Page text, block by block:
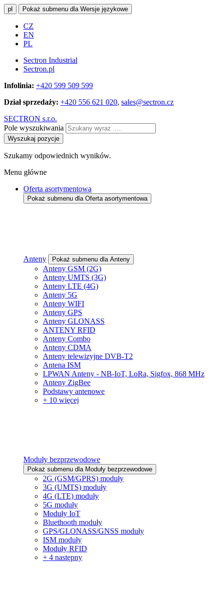
pl Pokaż submenu dla Wersje językowe
CZ
EN
PL
Sectron Industrial
Sectron.pl
Infolinia: +420 599 509 599
Dział sprzedaży: +420 556 621 020, sales@sectron.cz
SECTRON s.r.o.
Pole wyszukiwania
Wyszukaj pozycje
Szukamy odpowiednich wyników.
Menu główne
Oferta asortymentowa
Pokaż submenu dla Oferta asortymentowa
Anteny Pokaż submenu dla Anteny
Anteny GSM (2G)
Anteny UMTS (3G)
Anteny LTE (4G)
Anteny 5G
Anteny WIFI
Anteny GPS
Anteny GLONASS
ANTENY RFID
Anteny Combo
Anteny CDMA
Anteny telewizyjne DVB-T2
Antena ISM
LPWAN Anteny - NB-IoT, LoRa, Sigfox, 868 MHz
Anteny ZigBee
Podstawy antenowe
+ 10 więcej
Moduły bezprzewodowe
Pokaż submenu dla Moduły bezprzewodowe
2G (GSM/GPRS) moduły
3G (UMTS) moduły
4G (LTE) moduły
5G moduły
Moduły IoT
Bluethooth moduły
GPS/GLONASS/GNSS moduły
ISM moduły
Moduły RFID
+ 4 następny